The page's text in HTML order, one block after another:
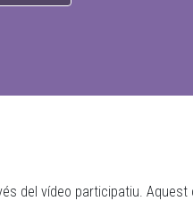
del vídeo participatiu.